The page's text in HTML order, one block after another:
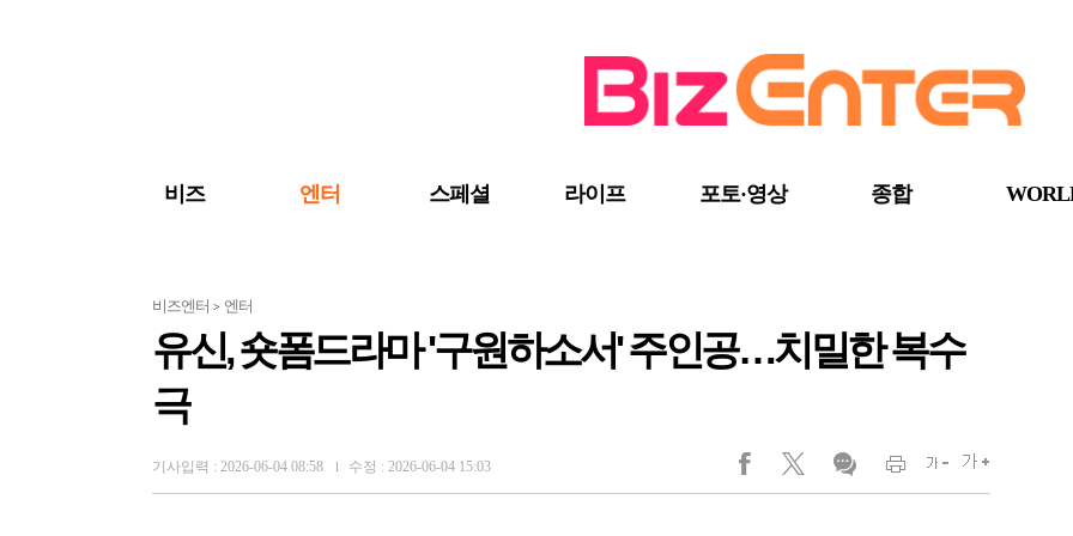
비즈 엔터 스페셜 라이프 포토·영상 종합
비즈엔터 > 엔터
유신, 숏폼드라마 '구원하소서' 주인공…치밀한 복수
극
기사입력 : 2026-06-04 08:58 l 수정 : 2026-06-04 15:03